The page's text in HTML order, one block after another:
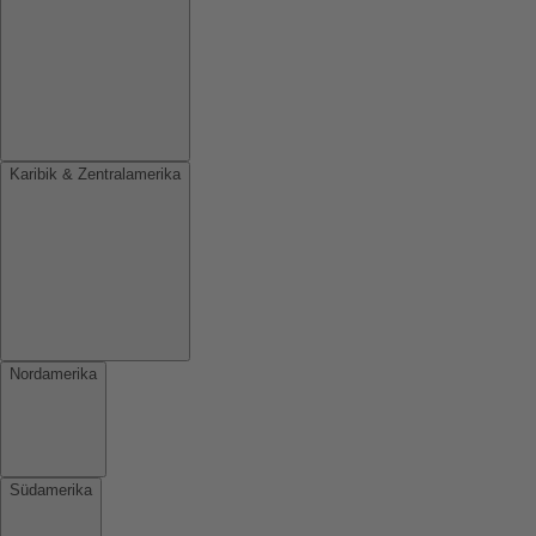
Karibik & Zentralamerika
Nordamerika
Südamerika